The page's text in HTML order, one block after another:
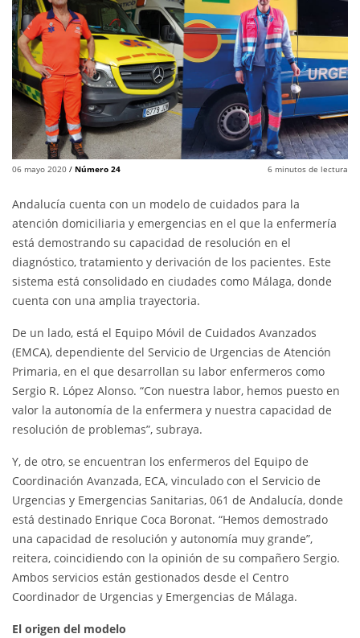
06 mayo 2020 / Número 24 6 minutos de lectura
Andalucía cuenta con un modelo de cuidados para la
atención domiciliaria y emergencias en el que la enfermería
está demostrando su capacidad de resolución en el
diagnóstico, tratamiento y derivación de los pacientes. Este
sistema está consolidado en ciudades como Málaga, donde
cuenta con una amplia trayectoria.
De un lado, está el Equipo Móvil de Cuidados Avanzados
(EMCA), dependiente del Servicio de Urgencias de Atención
Primaria, en el que desarrollan su labor enfermeros como
Sergio R. López Alonso. “Con nuestra labor, hemos puesto en
valor la autonomía de la enfermera y nuestra capacidad de
resolución de problemas”, subraya.
Y, de otro, se encuentran los enfermeros del Equipo de
Coordinación Avanzada, ECA, vinculado con el Servicio de
Urgencias y Emergencias Sanitarias, 061 de Andalucía, donde
está destinado Enrique Coca Boronat. “Hemos demostrado
una capacidad de resolución y autonomía muy grande”,
reitera, coincidiendo con la opinión de su compañero Sergio.
Ambos servicios están gestionados desde el Centro
Coordinador de Urgencias y Emergencias de Málaga.
El origen del modelo